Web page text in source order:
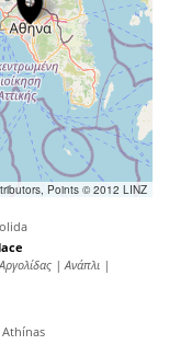
Points © 2012 LINZ
| Ανάπλι |